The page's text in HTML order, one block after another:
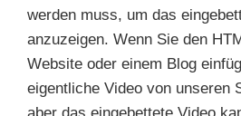
werden muss, um das
anzuzeigen. Wenn Sie den
Website oder einem Blog
eigentliche Video von unseren
aber das eingebettete Video